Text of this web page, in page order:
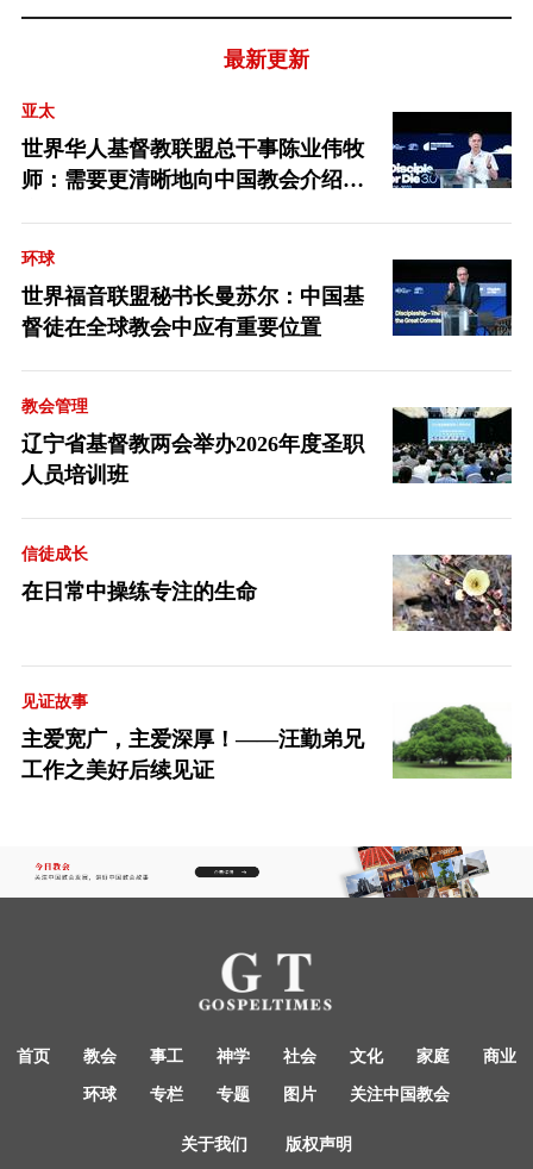
最新更新
亚太
世界华人基督教联盟总干事陈业伟牧
师：需要更清晰地向中国教会介绍福
环球
世界福音联盟秘书长曼苏尔：中国基
督徒在全球教会中应有重要位置
教会管理
辽宁省基督教两会举办2026年度圣职
人员培训班
信徒成长
在日常中操练专注的生命
见证故事
主爱宽广，主爱深厚！——汪勤弟兄
工作之美好后续见证
首页 教会 事工 神学 社会 文化 家庭 商业
环球 专栏 专题 图片 关注中国教会
关于我们 版权声明